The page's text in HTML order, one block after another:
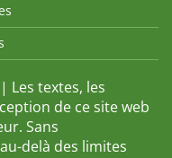
Les textes, les
de ce site web
Sans
delà des limites